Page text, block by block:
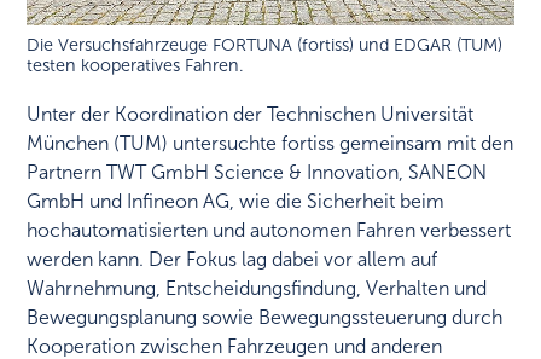
Die Versuchsfahrzeuge FORTUNA (fortiss) und EDGAR (TUM)
testen kooperatives Fahren.
Unter der Koordination der Technischen Universität
München (TUM) untersuchte fortiss gemeinsam mit den
Partnern TWT GmbH Science & Innovation, SANEON
GmbH und Infineon AG, wie die Sicherheit beim
hochautomatisierten und autonomen Fahren verbessert
werden kann. Der Fokus lag dabei vor allem auf
Wahrnehmung, Entscheidungsfindung, Verhalten und
Bewegungsplanung sowie Bewegungssteuerung durch
Kooperation zwischen Fahrzeugen und anderen